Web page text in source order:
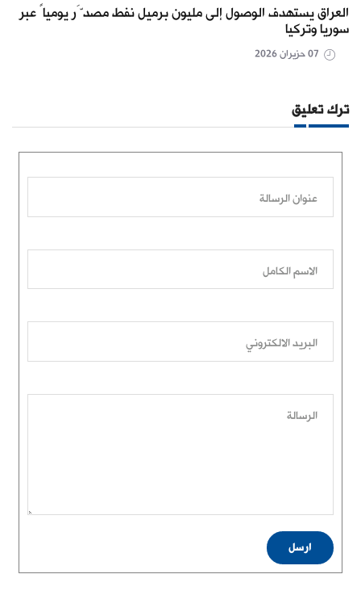
العراق يستهدف الوصول إلى مليون برميل نفط مصدَّر يومياً عبر
سوريا وتركيا
ترك تعليق
عنوان الرسالة
الاسم الكامل
البريد الالكتروني
الرسالة
ارسل